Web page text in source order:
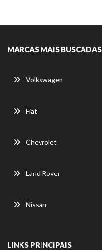
MARCAS MAIS BUSCADAS
Volkswagen
Fiat
Chevrolet
Land Rover
Nissan
LINKS PRINCIPAIS